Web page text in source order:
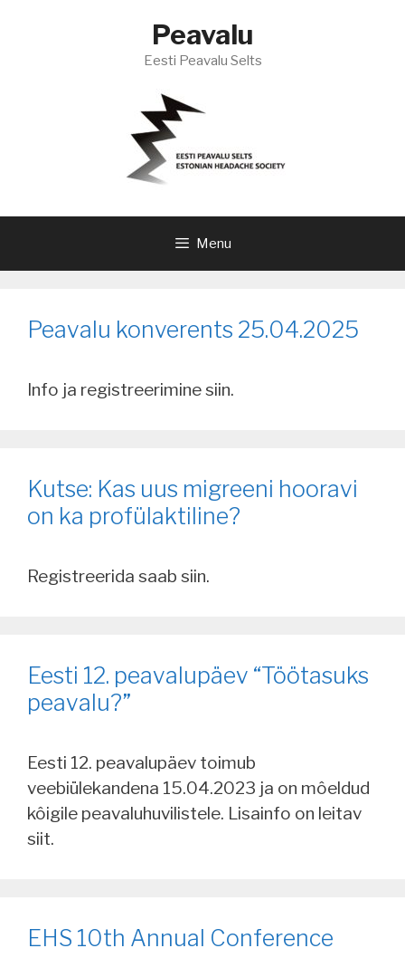
Peavalu
Eesti Peavalu Selts
Menu
Peavalu konverents 25.04.2025
Info ja registreerimine siin.
Kutse: Kas uus migreeni hooravi
on ka profülaktiline?
Registreerida saab siin.
Eesti 12. peavalupäev “Töötasuks
peavalu?”
Eesti 12. peavalupäev toimub
veebiülekandena 15.04.2023 ja on môeldud
kôigile peavaluhuvilistele. Lisainfo on leitav
siit.
EHS 10th Annual Conference